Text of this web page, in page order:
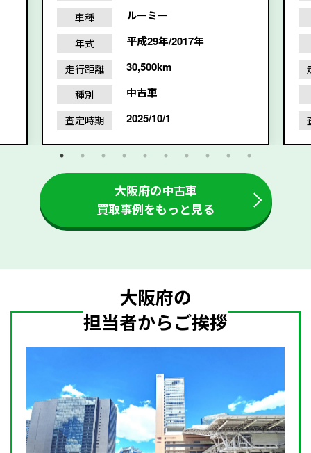
車種 ルーミー
年式 平成29年/2017年
走行距離 30,500km
種別 中古車
査定時期 2025/10/1
大阪府の中古車
買取事例をもっと見る
大阪府の
担当者からご挨拶